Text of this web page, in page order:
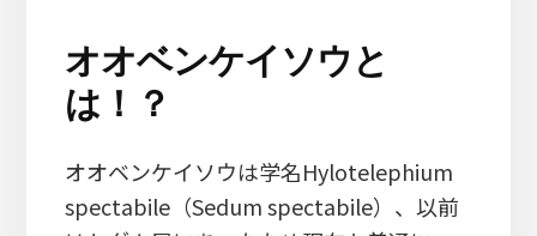
オオベンケイソウと
は！？
オオベンケイソウは学名Hylotelephium
spectabile（Sedum spectabile）、以前